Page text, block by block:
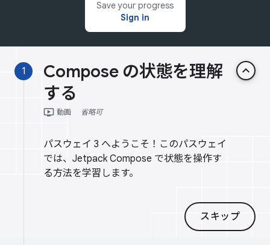
Save your progress
Sign in
1
Compose の状態を理解
する
keyboard_arrow_up
ondemand_video 動画 省略可
パスウェイ 3 へようこそ！このパスウェイ
では、Jetpack Compose で状態を操作す
る方法を学習します。
スキップ